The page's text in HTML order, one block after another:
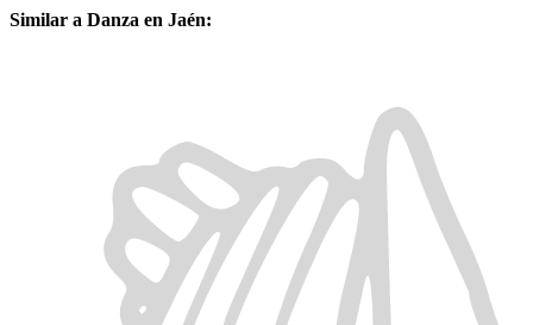
Similar a Danza en Jaén: